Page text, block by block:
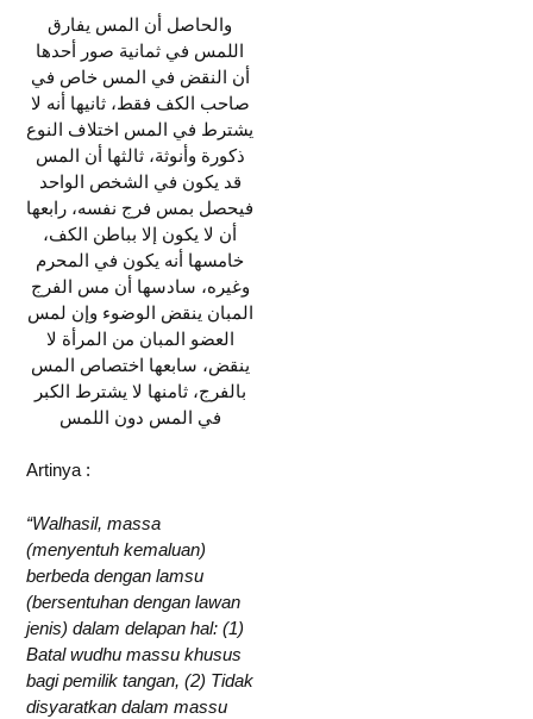
والحاصل أن المس يفارق
اللمس في ثمانية صور أحدها
أن النقض في المس خاص في
صاحب الكف فقط، ثانيها أنه لا
يشترط في المس اختلاف النوع
ذكورة وأنوثة، ثالثها أن المس
قد يكون في الشخص الواحد
فيحصل بمس فرج نفسه، رابعها
أن لا يكون إلا بباطن الكف،
خامسها أنه يكون في المحرم
وغيره، سادسها أن مس الفرج
المبان ينقض الوضوء وإن لمس
العضو المبان من المرأة لا
ينقض، سابعها اختصاص المس
بالفرج، ثامنها لا يشترط الكبر
في المس دون اللمس
Artinya :
“Walhasil, massa
(menyentuh kemaluan)
berbeda dengan lamsu
(bersentuhan dengan lawan
jenis) dalam delapan hal: (1)
Batal wudhu massu khusus
bagi pemilik tangan, (2) Tidak
disyaratkan dalam massu